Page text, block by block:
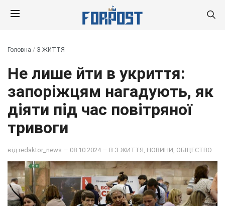
Головна / З ЖИТТЯ
Не лише йти в укриття:
запоріжцям нагадують, як
діяти під час повітряної
тривоги
від redaktor_news — 08.10.2024 — В З ЖИТТЯ НОВИНИ ОБЩЕСТВО